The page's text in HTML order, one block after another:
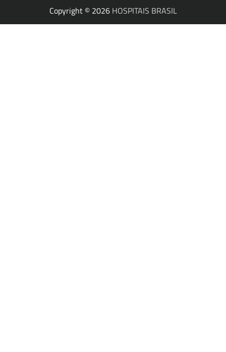
Copyright © 2026 HOSPITAIS BRASIL